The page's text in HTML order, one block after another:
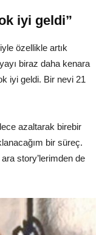
iyi geldi”
özellikle artık
biraz daha kenara
iyi geldi. Bir nevi 21
azaltarak birebir
bir süreç.
story’lerimden de